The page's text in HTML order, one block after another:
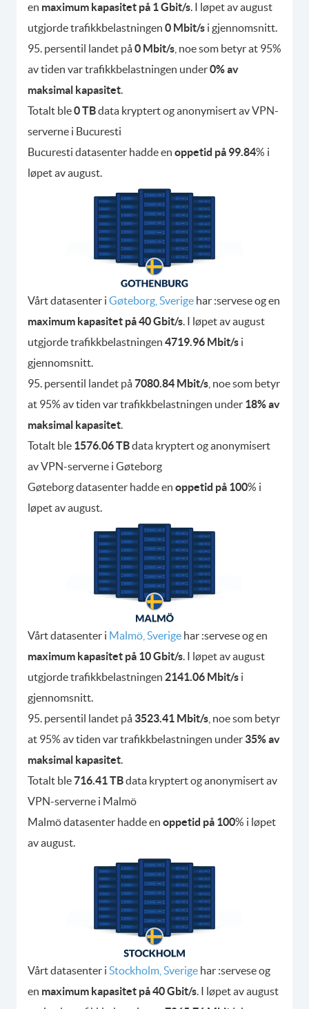
en maximum kapasitet på 1 Gbit/s. I løpet av august
utgjorde trafikkbelastningen 0 Mbit/s i gjennomsnitt.
95. persentil landet på0 Mbit/s , noe som betyr at 95%
av tiden var trafikkbelastningen under0% av
maksimal kapasitet.
Totalt ble0 TBdata kryptert og anonymisert av VPN-
serverne i Bucuresti
Bucuresti datasenter hadde en oppetid på 99.84% i
løpet av august.
Vårt datasenter i Gøteborg, Sverige har :servese og en
maximum kapasitet på 40 Gbit/s. I løpet av august
utgjorde trafikkbelastningen 4719.96 Mbit/s i
gjennomsnitt.
95. persentil landet på7080.84 Mbit/s , noe som betyr
at 95% av tiden var trafikkbelastningen under 18% av
maksimal kapasitet.
Totalt ble 1576.06 TBdata kryptert og anonymisert
av VPN-serverne i Gøteborg
Gøteborg datasenter hadde en oppetid på 100% i
løpet av august.
Vårt datasenter i Malmö, Sverige har :servese og en
maximum kapasitet på 10 Gbit/s. I løpet av august
utgjorde trafikkbelastningen 2141.06 Mbit/s i
gjennomsnitt.
95. persentil landet på 3523.41 Mbit/s , noe som betyr
at 95% av tiden var trafikkbelastningen under 35% av
maksimal kapasitet.
Totalt ble716.41 TBdata kryptert og anonymisert av
VPN-serverne i Malmö
Malmö datasenter hadde en oppetid på 100% i løpet
av august.
Vårt datasenter i Stockholm, Sverige har :servese og
en maximum kapasitet på 40 Gbit/s. I løpet av august